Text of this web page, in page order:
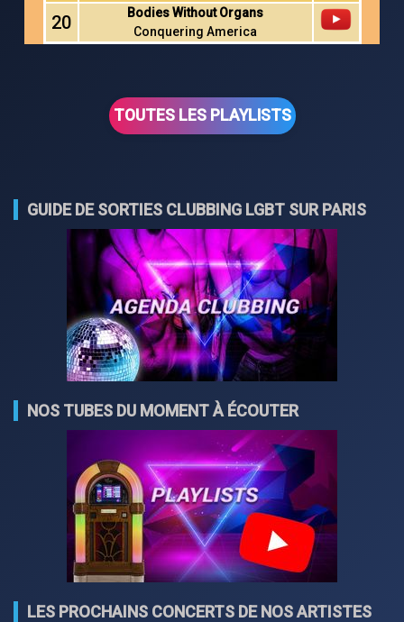
20
Bodies Without Organs
Conquering America
TOUTES LES PLAYLISTS
GUIDE DE SORTIES CLUBBING LGBT SUR PARIS
NOS TUBES DU MOMENT À ÉCOUTER
LES PROCHAINS CONCERTS DE NOS ARTISTES